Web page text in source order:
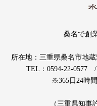
桑名で創
所在地：三重県桑名市地
TEL：0594-22-0577
※365日24時
（三重県知事